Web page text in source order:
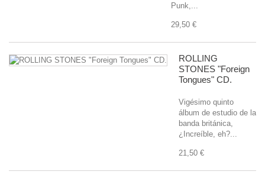
Punk,...
29,50 €
ROLLING
STONES "Foreign
Tongues" CD.
Vigésimo quinto
álbum de estudio de la
banda británica,
¿Increíble, eh?...
21,50 €